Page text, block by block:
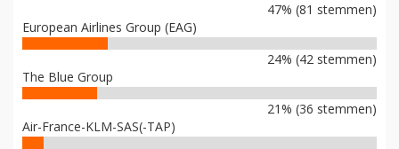
47% (81 stemmen)
European Airlines Group (EAG)
24% (42 stemmen)
The Blue Group
21% (36 stemmen)
Air-France-KLM-SAS(-TAP)